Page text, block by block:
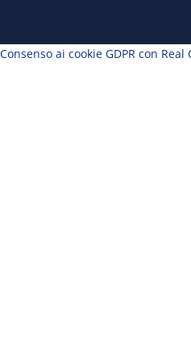
Consenso ai cookie GDPR con Real